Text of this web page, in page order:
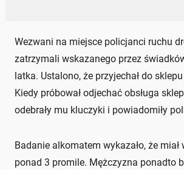
Wezwani na miejsce policjanci ruchu
zatrzymali wskazanego przez
latka. Ustalono, że przyjechał do
Kiedy próbował odjechać obsługa
odebrały mu kluczyki i powiadomiły
Badanie alkomatem wykazało, że
ponad 3 promile. Mężczyzna ponadto